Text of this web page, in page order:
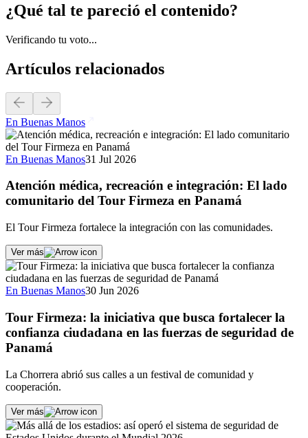
¿Qué tal te pareció el contenido?
Verificando tu voto...
Artículos relacionados
En Buenas Manos
En Buenas Manos31 Jul 2026
Atención médica, recreación e integración: El lado
comunitario del Tour Firmeza en Panamá
El Tour Firmeza fortalece la integración con las comunidades.
Ver más
En Buenas Manos30 Jun 2026
Tour Firmeza: la iniciativa que busca fortalecer la
confianza ciudadana en las fuerzas de seguridad de
Panamá
La Chorrera abrió sus calles a un festival de comunidad y
cooperación.
Ver más